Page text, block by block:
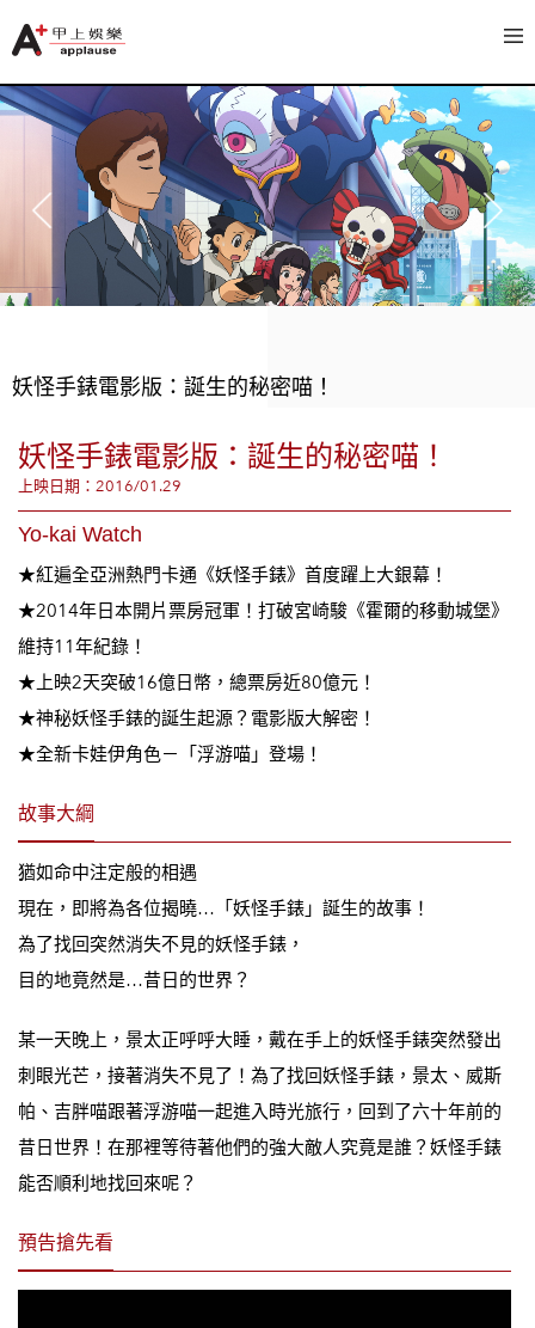
妖怪手錶電影版：誕生的秘密喵！
妖怪手錶電影版：誕生的秘密喵！
上映日期：2016/01.29
Yo-kai Watch
★紅遍全亞洲熱門卡通《妖怪手錶》首度躍上大銀幕！
★2014年日本開片票房冠軍！打破宮崎駿《霍爾的移動城堡》
維持11年紀錄！
★上映2天突破16億日幣，總票房近80億元！
★神秘妖怪手錶的誕生起源？電影版大解密！
★全新卡娃伊角色－「浮游喵」登場！
故事大綱
猶如命中注定般的相遇
現在，即將為各位揭曉…「妖怪手錶」誕生的故事！
為了找回突然消失不見的妖怪手錶，
目的地竟然是…昔日的世界？
某一天晚上，景太正呼呼大睡，戴在手上的妖怪手錶突然發出
刺眼光芒，接著消失不見了！為了找回妖怪手錶，景太、威斯
帕、吉胖喵跟著浮游喵一起進入時光旅行，回到了六十年前的
昔日世界！在那裡等待著他們的強大敵人究竟是誰？妖怪手錶
能否順利地找回來呢？
預告搶先看